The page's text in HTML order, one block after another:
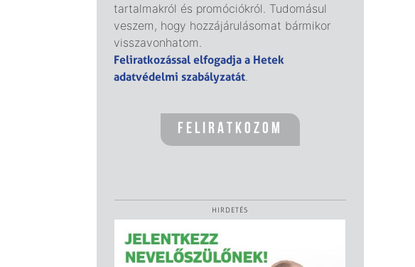
tartalmakról és promóciókról. Tudomásul
veszem, hogy hozzájárulásomat bármikor
visszavonhatom.
Feliratkozással elfogadja a Hetek
adatvédelmi szabályzatát.
HIRDETÉS